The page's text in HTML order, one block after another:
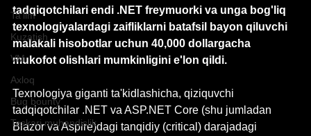
Ta'lim
Kuzatish
VM
Axloq
Bug bounty
Teskari muhandislik
tadqiqotchilari endi .NET freymuorki va unga bog'liq
texnologiyalardagi zaifliklarni batafsil bayon qiluvchi
malakali hisobotlar uchun 40,000 dollargacha
mukofot olishlari mumkinligini e'lon qildi.
Texnologiya giganti ta'kidlashicha, qiziquvchi
tadqiqotchilar .NET va ASP.NET Core (shu jumladan
Blazor va Aspire)dagi tanqidiy (critical) darajadagi